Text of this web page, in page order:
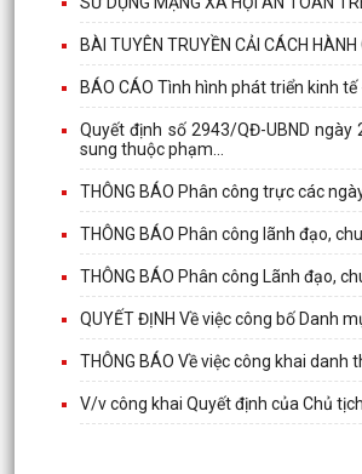
BÀI TUYÊN TRUYỀN CẢI CÁCH
BÁO CÁO Tình hình phát triển kinh
Quyết định số 2943/QĐ-UBND
sung thuộc phạm...
THÔNG BÁO Phân công trực các
THÔNG BÁO Phân công lãnh đạo,
THÔNG BÁO Phân công Lãnh đạo,
QUYẾT ĐỊNH Về việc công bố Danh
THÔNG BÁO Về việc công khai
V/v công khai Quyết định của Chủ